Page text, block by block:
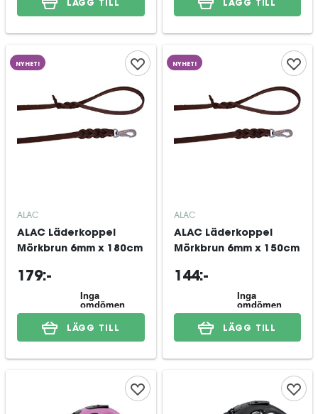
LÄGG TILL LÄGG TILL
NYHET!
ALAC
ALAC Läderkoppel
Mörkbrun 6mm x 180cm
179:-
LÄGG TILL
NYHET!
ALAC
ALAC Läderkoppel
Mörkbrun 6mm x 150cm
144:-
LÄGG TILL